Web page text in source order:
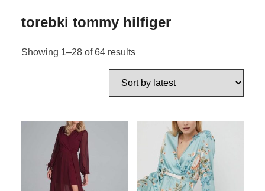
torebki tommy hilfiger
Showing 1–28 of 64 results